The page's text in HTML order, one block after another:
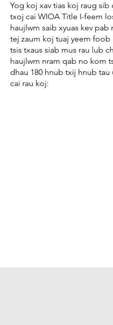
Yog koj xav tias koj raug sib
txoj cai WIOA Title I-feem
haujlwm saib xyuas kev pab
tej zaum koj tuaj yeem foob
tsis txaus siab mus rau lub
haujlwm nram qab no kom
dhau 180 hnub txij hnub tau
cai rau koj: